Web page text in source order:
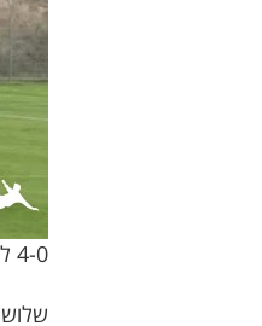
4-0 לספורטינג... (אלי שמואלי)